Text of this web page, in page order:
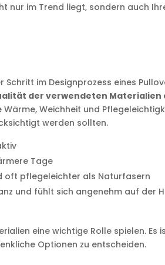
nur im Trend liegt, sondern auch
im Designprozess eines
der verwendeten Materialien
Weichheit und
werden sollten.
Tage
oft pflegeleichter als Naturfasern
und fühlt sich angenehm auf der
eine wichtige Rolle spielen. Es
Optionen zu entscheiden.